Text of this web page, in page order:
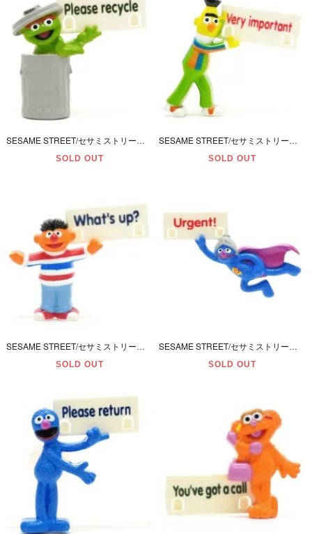
SESAME STREET/セサミストリート・森永製菓・セサミストリートカラフルチョコレート・メッセージ＆吸盤付きメモスタンド型フィギュア 「(10) オスカー」 2001年
SOLD OUT
SESAME STREET/セサミストリート・森永製菓・セサミストリートカラフルチョコレート・メッセージ＆吸盤付きメモスタンド型フィギュア 「(9) バート」 2001年
SOLD OUT
SESAME STREET/セサミストリート・森永製菓・セサミストリートカラフルチョコレート・メッセージ＆吸盤付きメモスタンド型フィギュア 「(8) アーニー」 2001年
SOLD OUT
SESAME STREET/セサミストリート・森永製菓・セサミストリートカラフルチョコレート・メッセージ＆吸盤付きメモスタンド型フィギュア 「(7) スーパーグローバー」 2001年
SOLD OUT